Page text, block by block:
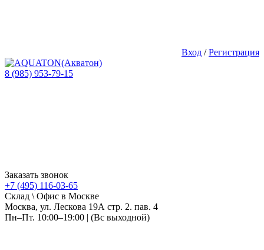
Вход /Регистрация
8 (985) 953-79-15
Заказать звонок
+7 (495) 116-03-65
Склад \ Офис в Москве
Москва, ул. Лескова 19А стр. 2. пав. 4
Пн–Пт. 10:00–19:00 | (Вс выходной)